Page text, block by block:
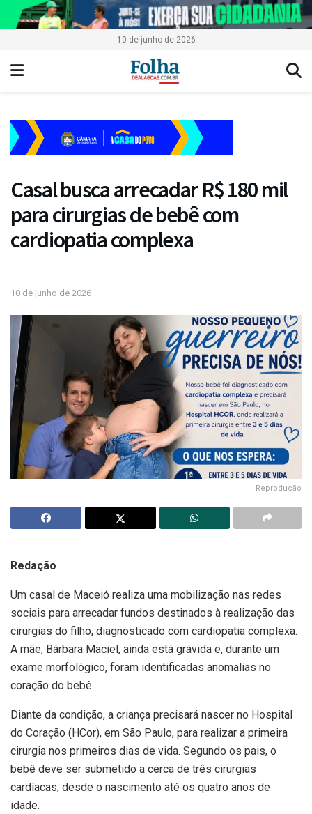
10 de junho de 2026
Casal busca arrecadar R$ 180 mil
para cirurgias de bebê com
cardiopatia complexa
10 de junho de 2026
Reprodução
Redação
Um casal de Maceió realiza uma mobilização nas redes
sociais para arrecadar fundos destinados à realização das
cirurgias do filho, diagnosticado com cardiopatia complexa.
A mãe, Bárbara Maciel, ainda está grávida e, durante um
exame morfológico, foram identificadas anomalias no
coração do bebê.
Diante da condição, a criança precisará nascer no Hospital
do Coração (HCor), em São Paulo, para realizar a primeira
cirurgia nos primeiros dias de vida. Segundo os pais, o
bebê deve ser submetido a cerca de três cirurgias
cardíacas, desde o nascimento até os quatro anos de
idade.